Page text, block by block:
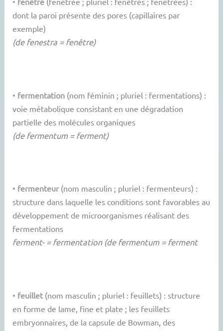
dont la paroi présente des pores (capillaires par
exemple)
(de fenestra = fenêtre)
• fermentation (nom féminin ; pluriel : fermentations) :
voie métabolique consistant en une dégradation
partielle des molécules organiques
(de fermentum = ferment)
• fermenteur(nom masculin ; pluriel : fermenteurs) :
structure dans laquelle les conditions sont favorables au
développement de microorganismes réalisant des
fermentations
ferment- = fermentation (de fermentum = ferment
• feuillet(nom masculin ; pluriel : feuillets) : structure
en forme de lame, fine et plate ; les feuillets
embryonnaires, de la capsule de Bowman, des